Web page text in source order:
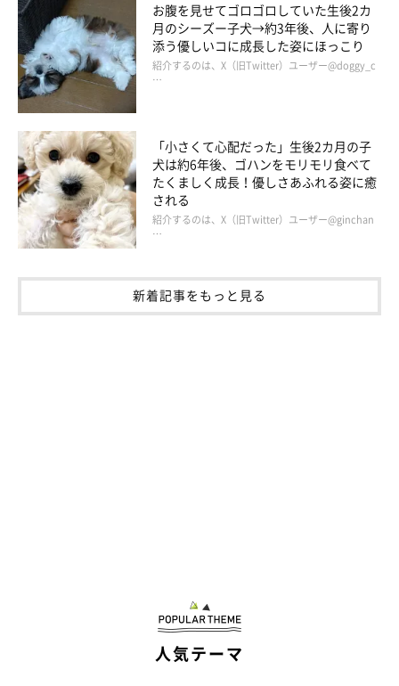
お腹を見せてゴロゴロしていた生後2カ
月のシーズー子犬→約3年後、人に寄り
添う優しいコに成長した姿にほっこり
紹介するのは、X（旧Twitter）ユーザー@doggy_c
…
「小さくて心配だった」生後2カ月の子
犬は約6年後、ゴハンをモリモリ食べて
たくましく成長！優しさあふれる姿に癒
される
紹介するのは、X（旧Twitter）ユーザー@ginchan
…
新着記事をもっと見る
人気テーマ